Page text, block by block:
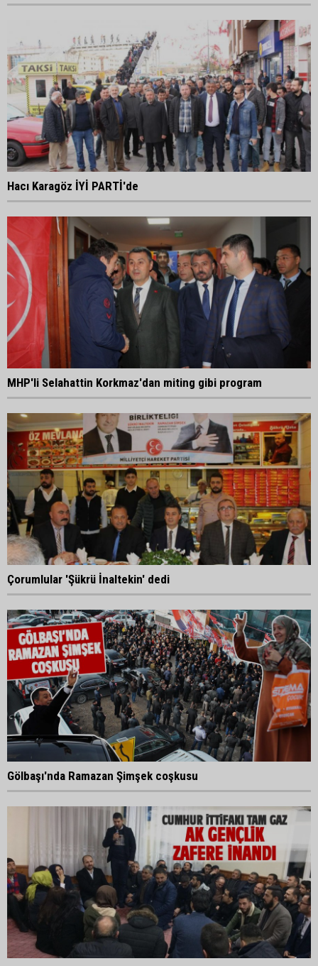
Hacı Karagöz İYİ PARTİ'de
MHP'li Selahattin Korkmaz'dan miting gibi program
Çorumlular 'Şükrü İnaltekin' dedi
Gölbaşı'nda Ramazan Şimşek coşkusu